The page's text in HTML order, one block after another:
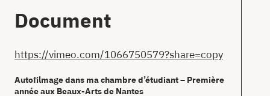
Document
https://vimeo.com/1066750579?share=copy
Autofilmage dans ma chambre d’étudiant – Première
année aux Beaux-Arts de Nantes